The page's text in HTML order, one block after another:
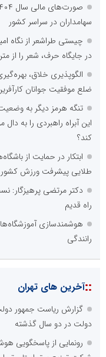
سهامداران در سراسر کشور
چیستی طراشعر از نگاه
در جایگاه حرف، شعر را از
الگوپذیری خلاق،
ضلع موفقیت جوانان
تنگه هرمز دیگر به
این آبراه راهبردی را به
کند؟
ابتکار در حمایت از
طلایی پیشرفت ورزش کشور
دکتر مرتضی پرهیزگار:
راه قدیم
هوشمندسازی
رانندگی
::آخرین های تهران
گزارش ریاست جمهور
دولت در دو سال گذشته